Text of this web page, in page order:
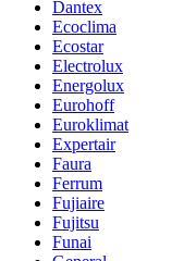
Dantex
Ecoclima
Ecostar
Electrolux
Energolux
Eurohoff
Euroklimat
Expertair
Faura
Ferrum
Fujiaire
Fujitsu
Funai